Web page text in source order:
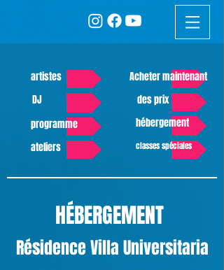
artistes
DJ
programme
ateliers
Acheter maintenant
des prix
hébergement
classes spéciales
HÉBERGEMENT
Résidence Villa Universitaria